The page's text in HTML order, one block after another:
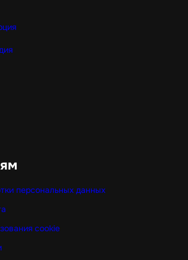
персональных данных
cookie